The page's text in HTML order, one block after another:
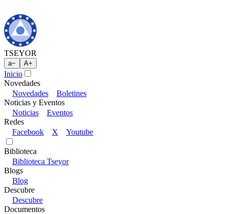
TSEYOR
a− A+
Inicio
Novedades
Novedades
Boletines
Noticias y Eventos
Noticias
Eventos
Redes
Facebook
X Youtube
Biblioteca
Biblioteca Tseyor
Blogs
Blog
Descubre
Descubre
Documentos